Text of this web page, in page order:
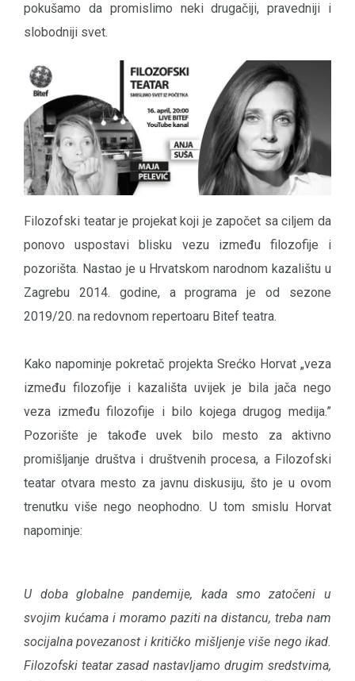
pokušamo da promislimo neki drugačiji, pravedniji i
slobodniji svet.
Filozofski teatar je projekat koji je započet sa ciljem da
ponovo uspostavi blisku vezu između filozofije i
pozorišta. Nastao je u Hrvatskom narodnom kazalištu u
Zagrebu 2014. godine, a programa je od sezone
2019/20. na redovnom repertoaru Bitef teatra.
Kako napominje pokretač projekta Srećko Horvat „veza
između filozofije i kazališta uvijek je bila jača nego
veza između filozofije i bilo kojega drugog medija.”
Pozorište je takođe uvek bilo mesto za aktivno
promišljanje društva i društvenih procesa, a Filozofski
teatar otvara mesto za javnu diskusiju, što je u ovom
trenutku više nego neophodno. U tom smislu Horvat
napominje:
U doba globalne pandemije, kada smo zatočeni u
svojim kućama i moramo paziti na distancu, treba nam
socijalna povezanost i kritičko mišljenje više nego ikad.
Filozofski teatar zasad nastavljamo drugim sredstvima,